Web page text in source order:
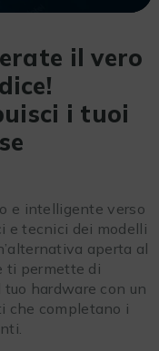
il vero
i tuoi
e intelligente verso
e tecnici dei modelli
aperta al
ti permette di
hardware con un
che completano i